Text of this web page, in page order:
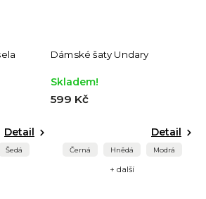
Detail
Šedá
Dámské šaty Undary
Skladem!
599 Kč
Detail
Černá Hnědá Modrá
+ další